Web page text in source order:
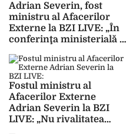
Adrian Severin, fost
ministru al Afacerilor
Externe la BZI LIVE: „În
conferinţa ministerială a
trebuie să refacem
securitatea lumii”
Fostul ministru al
Afacerilor Externe
Adrian Severin la BZI
LIVE: „Nu rivalitatea